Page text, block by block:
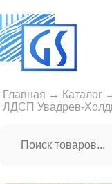
Главная → Каталог
ЛДСП Увадрев-